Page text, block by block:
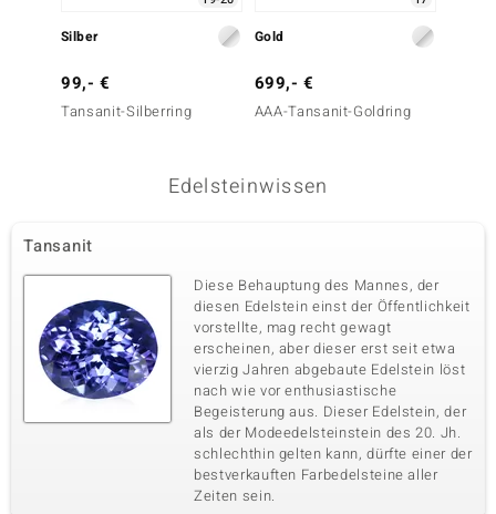
Silber
99,- €
Tansanit-Silberring
Gold
699,- €
AAA-Tansanit-Goldring
Edelsteinwissen
Tansanit
Diese Behauptung des Mannes, der
diesen Edelstein einst der Öffentlichkeit
vorstellte, mag recht gewagt
erscheinen, aber dieser erst seit etwa
vierzig Jahren abgebaute Edelstein löst
nach wie vor enthusiastische
Begeisterung aus. Dieser Edelstein, der
als der Modeedelsteinstein des 20. Jh.
schlechthin gelten kann, dürfte einer der
bestverkauften Farbedelsteine aller
Zeiten sein.